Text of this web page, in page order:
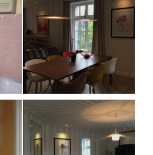
PARTICULIERS
PROFESSIONNELS
CONFECTION
AB MAISON